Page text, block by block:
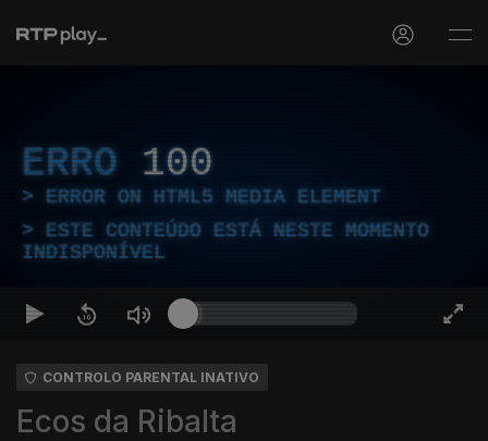
ERRO 100
ERROR ON HTML5 MEDIA ELEMENT
ESTE CONTEÚDO ESTÁ NESTE MOMENTO
INDISPONÍVEL
CONTROLO PARENTAL INATIVO
Ecos da Ribalta